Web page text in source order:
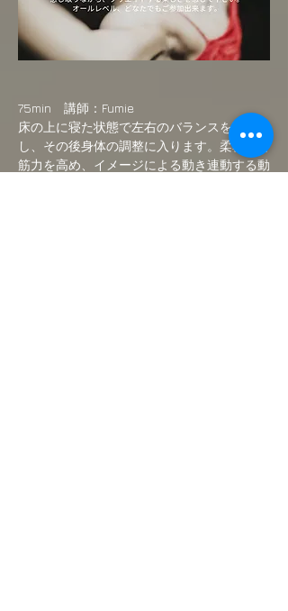
75min　講師：Fumie
床の上に寝た状態で左右のバランスを確認
し、その後身体の調整に入ります。柔軟性と
筋力を高め、イメージによる動き連動する動